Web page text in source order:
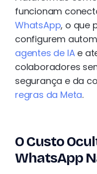
funcionam
WhatsApp, o que
configurem
agentes de IAe
colaboradores
segurança e da
regras da Meta.
O Custo
WhatsApp